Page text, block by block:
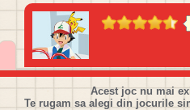
Acest joc nu mai
Te rugam sa alegi din jocurile